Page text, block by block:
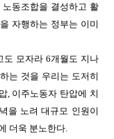
동조합을 결성하고 활
자행하는 정부는 이미
도 모자라 6개월도 지나
는 것을 우리는 도저히
, 이주노동자 탄압에 치
을 노려 대규모 인원이
더욱 분노한다.